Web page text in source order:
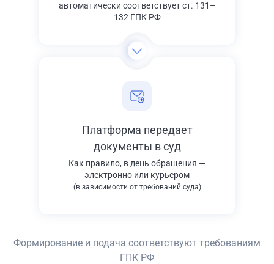
автоматически соответствует ст. 131–
132 ГПК РФ
Платформа передает
документы в суд
Как правило, в день обращения —
электронно или курьером
(в зависимости от требований суда)
Формирование и подача соответствуют требованиям
ГПК РФ